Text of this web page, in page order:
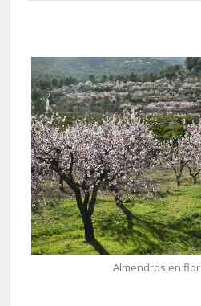
Almendros en